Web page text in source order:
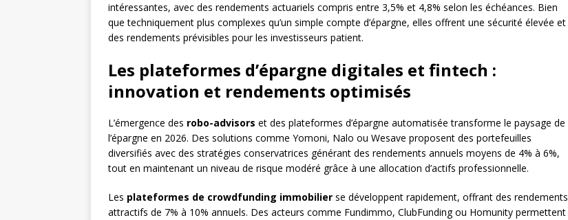
intéressantes, avec des rendements actuariels compris entre 3,5% et 4,8% selon les échéances. Bien
que techniquement plus complexes qu’un simple compte d’épargne, elles offrent une sécurité élevée et
des rendements prévisibles pour les investisseurs patient.
Les plateformes d’épargne digitales et fintech :
innovation et rendements optimisés
L’émergence des robo-advisors et des plateformes d’épargne automatisée transforme le paysage de
l’épargne en 2026. Des solutions comme Yomoni, Nalo ou Wesave proposent des portefeuilles
diversifiés avec des stratégies conservatrices générant des rendements annuels moyens de 4% à 6%,
tout en maintenant un niveau de risque modéré grâce à une allocation d’actifs professionnelle.
Les plateformes de crowdfunding immobilier se développent rapidement, offrant des rendements
attractifs de 7% à 10% annuels. Des acteurs comme Fundimmo, ClubFunding ou Homunity permettent